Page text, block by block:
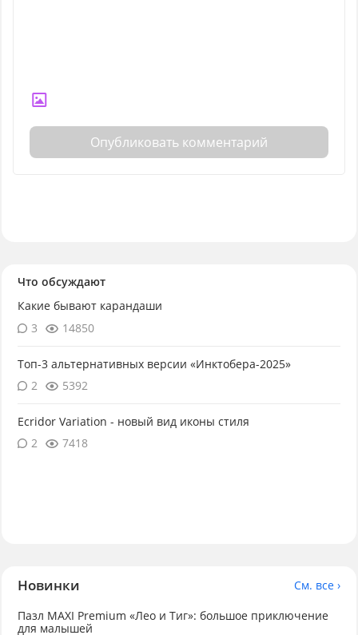
Опубликовать комментарий
Что обсуждают
Какие бывают карандаши
3
14850
Топ-3 альтернативных версии «Инктобера-2025»
2
5392
Ecridor Variation - новый вид иконы стиля
2
7418
Новинки
См. все ›
Пазл MAXI Premium «Лео и Тиг»: большое приключение
для малышей